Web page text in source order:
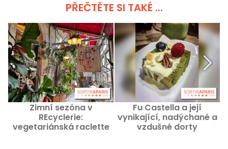
PŘEČTĚTE SI TAKÉ ...
Zimní sezóna v
REcyclerie:
vegetariánská raclette
Fu Castella a její
vynikající, nadýchané a
vzdušné dorty